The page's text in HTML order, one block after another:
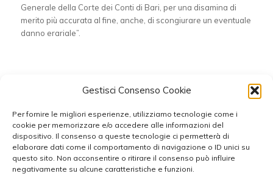
Gestisci Consenso Cookie
Per fornire le migliori esperienze, utilizziamo tecnologie come i
cookie per memorizzare e/o accedere alle informazioni del
dispositivo. Il consenso a queste tecnologie ci permetterà di
elaborare dati come il comportamento di navigazione o ID unici su
questo sito. Non acconsentire o ritirare il consenso può influire
negativamente su alcune caratteristiche e funzioni.
Generale della Corte dei Conti di Bari, per una disamina di
merito più accurata al fine, anche, di scongiurare un eventuale
danno erariale”.
Condividi questo articolo